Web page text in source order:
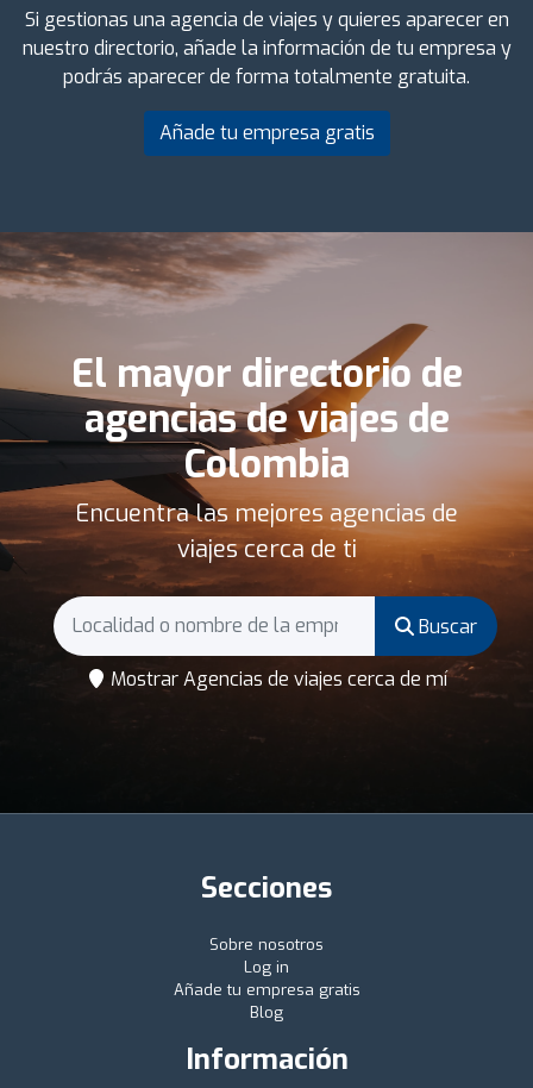
Si gestionas una agencia de viajes y quieres aparecer en
nuestro directorio, añade la información de tu empresa y
podrás aparecer de forma totalmente gratuita.
Añade tu empresa gratis
El mayor directorio de
agencias de viajes de
Colombia
Encuentra las mejores agencias de
viajes cerca de ti
Buscar
Mostrar Agencias de viajes cerca de mí
Secciones
Sobre nosotros
Log in
Añade tu empresa gratis
Blog
Información